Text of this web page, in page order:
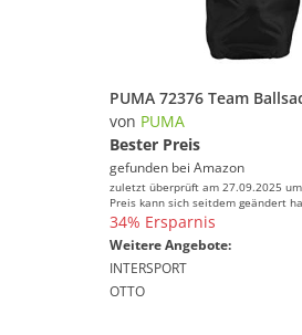
von PUMA
Bester Preis
gefunden bei Amazon
zuletzt überprüft am 27.09.2025
Preis kann sich seitdem geändert
34% Ersparnis
Weitere Angebote:
INTERSPORT
OTTO